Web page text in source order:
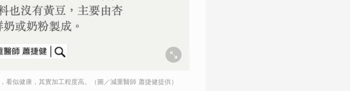
似健康，其實加工程度高。（圖／減重醫師 蕭捷健提供）